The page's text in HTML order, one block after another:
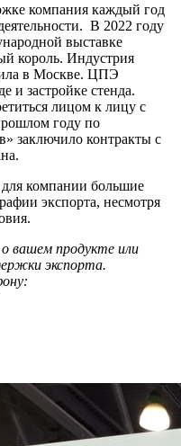
компания каждый год
В 2022 году
выставке
король. Индустрия
в Москве. ЦПЭ
и застройке стенда.
лицом к лицу с
году по
заключило контракты с
компании большие
экспорта, несмотря
вашем продукте или
экспорта.